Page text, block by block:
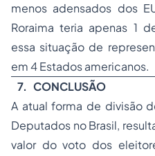
menos adensados dos
Roraima teria apenas 1
essa situação de
em 4 Estados americanos.
7. CONCLUSÃO
A atual forma de divisão
Deputados no Brasil,
valor do voto dos